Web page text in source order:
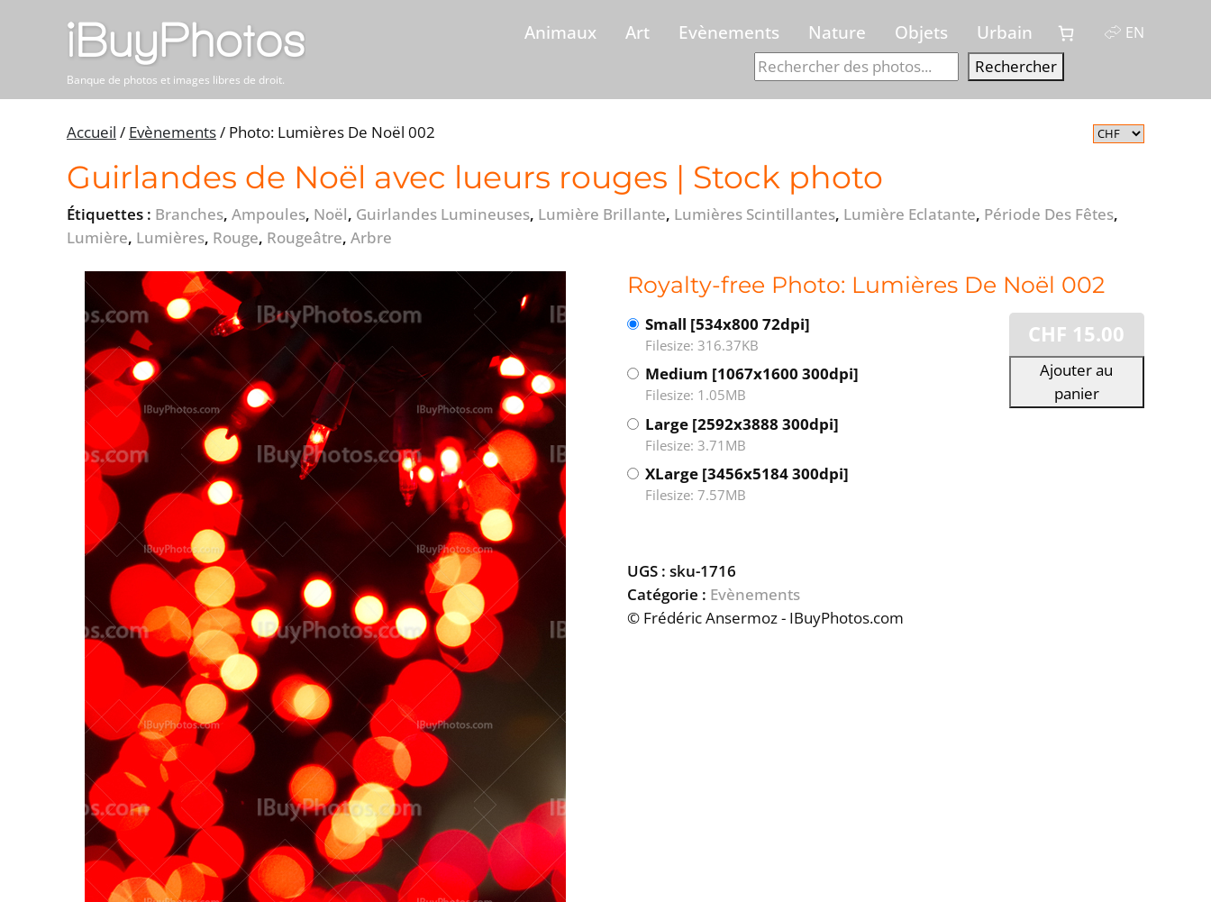
Banque de photos et images libres de droit.
Animaux Art Evènements Nature Objets Urbain EN
Rechercher
Accueil / Evènements/ Photo: Lumières De Noël 002
Guirlandes de Noël avec lueurs rouges | Stock photo
Étiquettes : Branches, Ampoules, Noël, Guirlandes Lumineuses, Lumière Brillante, Lumières Scintillantes, Lumière Eclatante, Période Des Fêtes,
Lumière, Lumières, Rouge, Rougeâtre, Arbre
Royalty-free Photo: Lumières De Noël 002
Small [534x800 72dpi]
Filesize: 316.37KB
Medium [1067x1600 300dpi]
Filesize: 1.05MB
Large [2592x3888 300dpi]
Filesize: 3.71MB
XLarge [3456x5184 300dpi]
Filesize: 7.57MB
CHF 15.00
Ajouter au
panier
UGS : sku-1716
Catégorie : Evènements
© Frédéric Ansermoz - IBuyPhotos.com